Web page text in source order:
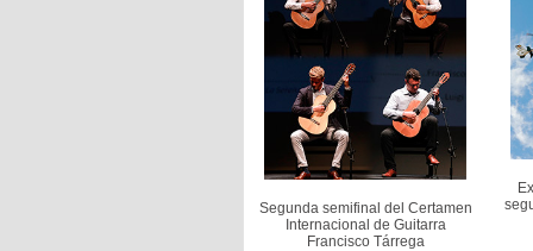
Segunda semifinal del Certamen
Internacional de Guitarra
Francisco Tárrega